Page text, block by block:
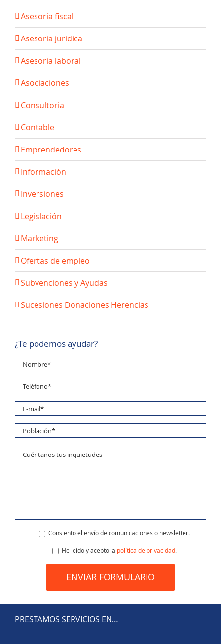
Asesoria fiscal
Asesoria juridica
Asesoria laboral
Asociaciones
Consultoria
Contable
Emprendedores
Información
Inversiones
Legislación
Marketing
Ofertas de empleo
Subvenciones y Ayudas
Sucesiones Donaciones Herencias
¿Te podemos ayudar?
Consiento el envío de comunicaciones o newsletter.
He leído y acepto la política de privacidad.
PRESTAMOS SERVICIOS EN…